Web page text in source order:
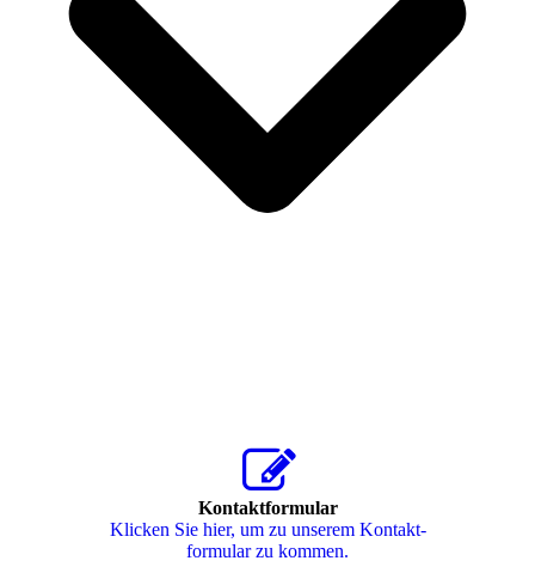
Kontaktformular
Klicken Sie hier, um zu unserem Kon­takt­
for­mu­lar zu kommen.